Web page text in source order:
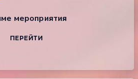
мероприятия
ПЕРЕЙТИ